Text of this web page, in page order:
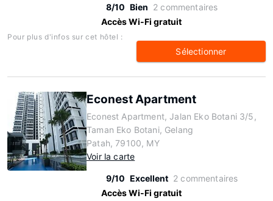
8/10 Bien 2 commentaires
Accès Wi-Fi gratuit
Pour plus d'infos sur cet hôtel :
Sélectionner
Econest Apartment
Econest Apartment, Jalan Eko Botani 3/5,
Taman Eko Botani, Gelang
Patah, 79100, MY
Voir la carte
9/10 Excellent 2 commentaires
Accès Wi-Fi gratuit